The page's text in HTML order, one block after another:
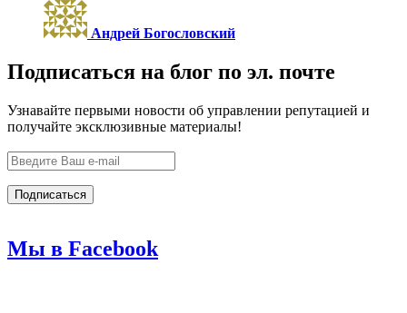
Андрей Богословский
Подписаться на блог по эл. почте
Узнавайте первыми новости об управлении репутацией и
получайте эксклюзивные материалы!
Мы в Facebook